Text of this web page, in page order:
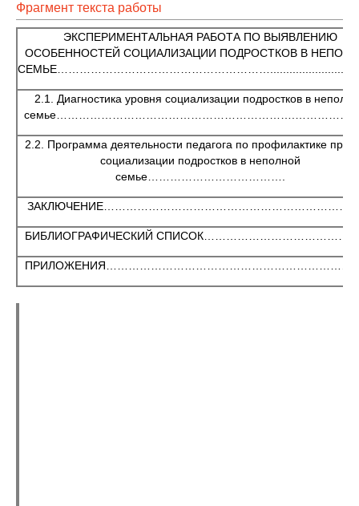
Фрагмент текста работы
ЭКСПЕРИМЕНТАЛЬНАЯ РАБОТА ПО ВЫЯВЛЕНИЮ
ОСОБЕННОСТЕЙ СОЦИАЛИЗАЦИИ ПОДРОСТКОВ В
2.1. Диагностика уровня социализации подростков в
2.2. Программа деятельности педагога по профилактике
социализации подростков в неполной
семье……………………………….
БИБЛИОГРАФИЧЕСКИЙ